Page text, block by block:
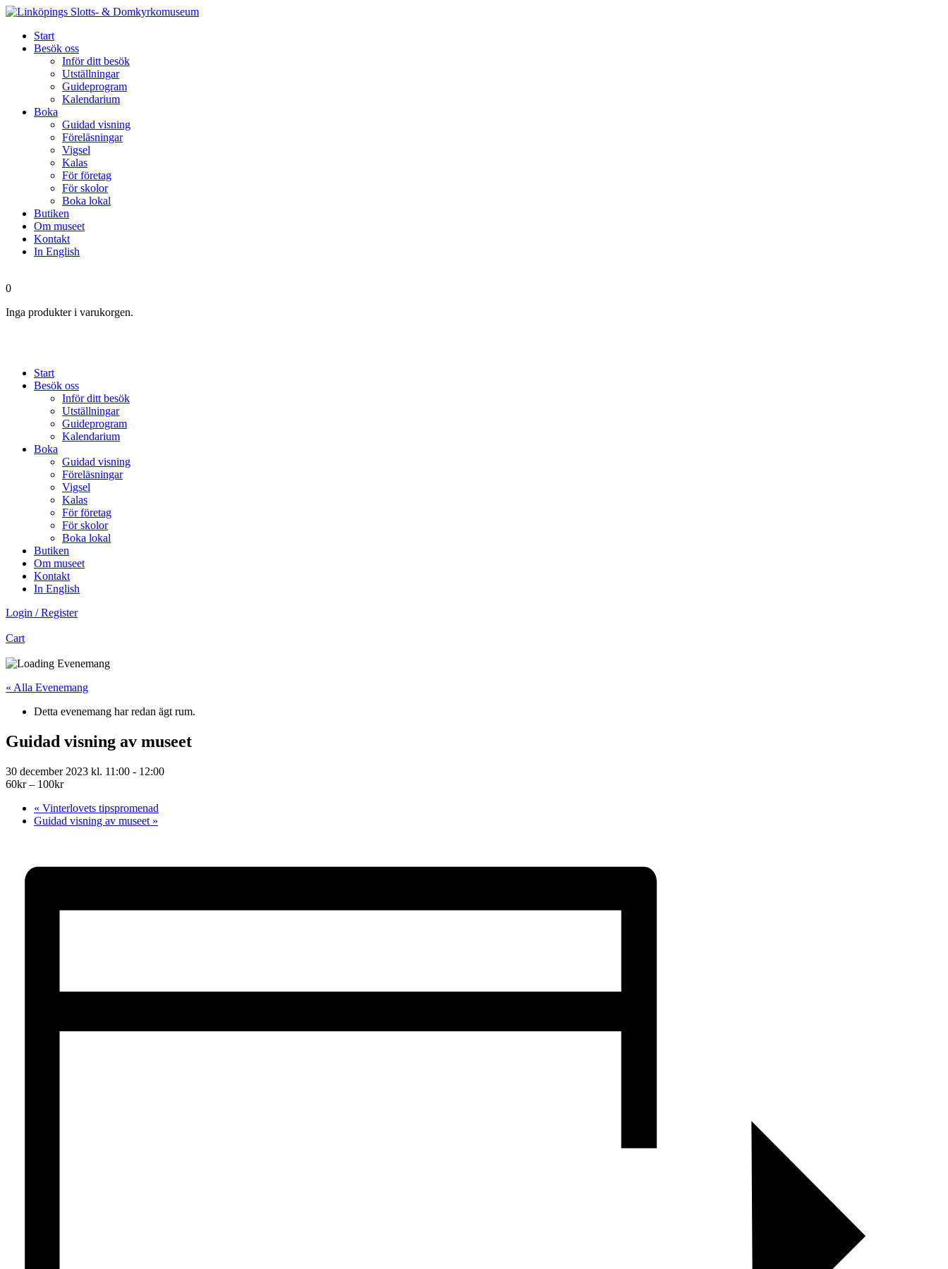
Start
Besök oss
Inför ditt besök
Utställningar
Guideprogram
Kalendarium
Boka
Guidad visning
Föreläsningar
Vigsel
Kalas
För företag
För skolor
Boka lokal
Butiken
Om museet
Kontakt
In English
0
Inga produkter i varukorgen.
Start
Besök oss
Inför ditt besök
Utställningar
Guideprogram
Kalendarium
Boka
Guidad visning
Föreläsningar
Vigsel
Kalas
För företag
För skolor
Boka lokal
Butiken
Om museet
Kontakt
In English
Login / Register
Cart
« Alla Evenemang
Detta evenemang har redan ägt rum.
Guidad visning av museet
30 december 2023 kl. 11:00 - 12:00
60kr – 100kr
« Vinterlovets tipspromenad
Guidad visning av museet »